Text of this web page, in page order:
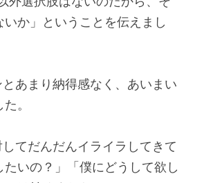
いか」ということを伝えまし
あまり納得感なく、あいまい
。
てだんだんイライラしてきて
たいの？」「僕にどうして欲し